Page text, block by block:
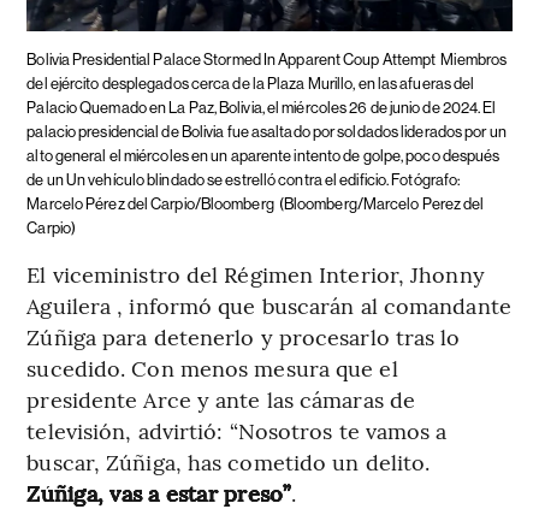
Bolivia Presidential Palace Stormed In Apparent Coup Attempt Miembros
del ejército desplegados cerca de la Plaza Murillo, en las afueras del
Palacio Quemado en La Paz, Bolivia, el miércoles 26 de junio de 2024. El
palacio presidencial de Bolivia fue asaltado por soldados liderados por un
alto general el miércoles en un aparente intento de golpe, poco después
de un Un vehículo blindado se estrelló contra el edificio. Fotógrafo:
Marcelo Pérez del Carpio/Bloomberg (Bloomberg/Marcelo Perez del
Carpio)
El viceministro del Régimen Interior, Jhonny
Aguilera , informó que buscarán al comandante
Zúñiga para detenerlo y procesarlo tras lo
sucedido. Con menos mesura que el
presidente Arce y ante las cámaras de
televisión, advirtió: “Nosotros te vamos a
buscar, Zúñiga, has cometido un delito.
Zúñiga, vas a estar preso”.